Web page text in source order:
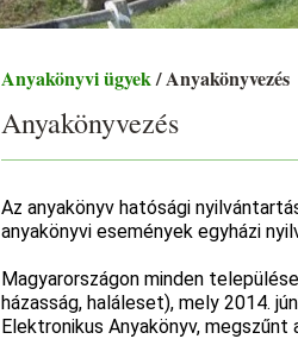
Anyakönyvi ügyek / Anyakönyvezés
Anyakönyvezés
Az anyakönyv hatósági
anyakönyvi események egyházi
Magyarországon minden
házasság, haláleset), mely 2014.
Elektronikus Anyakönyv,